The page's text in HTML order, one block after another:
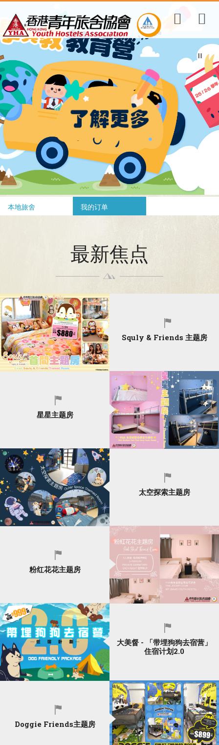
本地旅舍 我的订单
最新焦点
Squly & Friends 主题房
星星主题房
太空探索主题房
粉红花花主题房
大美督 - 「带埋狗狗去宿营」
住宿计划2.0
Doggie Friends主题房